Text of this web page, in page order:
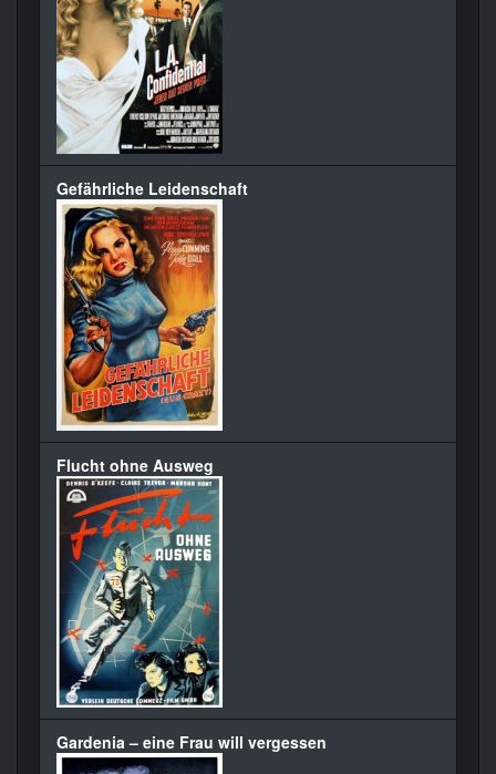
Gefährliche Leidenschaft
Flucht ohne Ausweg
Gardenia – eine Frau will vergessen